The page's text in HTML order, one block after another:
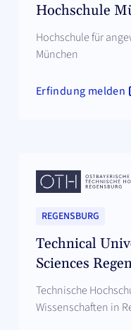
Hochschule
Hochschule für
München
Erfindung melden
REGENSBURG
Technical
Sciences
Technische
Wissenschaften in